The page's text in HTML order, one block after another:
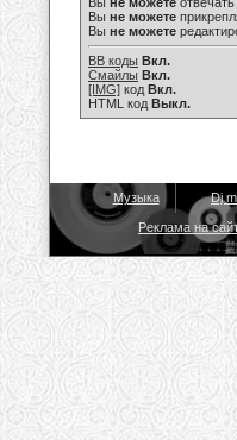
Вы не можете
Вы не можете
BB коды Вкл.
Смайлы Вкл.
[IMG] код Вкл.
HTML код Выкл.
Музыка Dj
Реклама на